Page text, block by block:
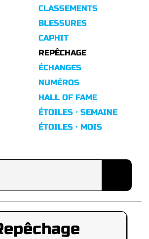
CLASSEMENTS
BLESSURES
CAPHIT
REPÊCHAGE
ÉCHANGES
NUMÉROS
HALL OF FAME
ÉTOILES · SEMAINE
ÉTOILES · MOIS